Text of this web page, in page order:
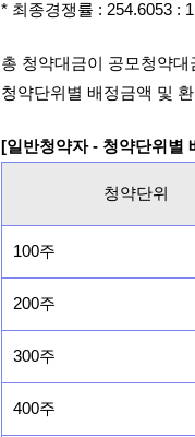
* 최종경쟁률 : 254.6053 :
총 청약대금이 공모청약
청약단위별 배정금액 및
[일반청약자 - 청약단위별
청약단위
100주
200주
300주
400주